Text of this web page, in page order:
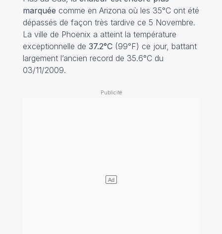
marquée comme en Arizona où les 35°C ont été
dépassés de façon très tardive ce 5 Novembre.
La ville de Phoenix a atteint la température
exceptionnelle de 37.2°C(99°F) ce jour, battant
largement l’ancien record de 35.6°C du
03/11/2009.